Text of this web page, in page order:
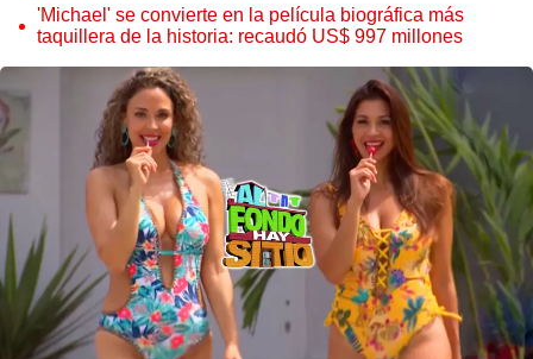
'Michael' se convierte en la película biográfica más
taquillera de la historia: recaudó US$ 997 millones